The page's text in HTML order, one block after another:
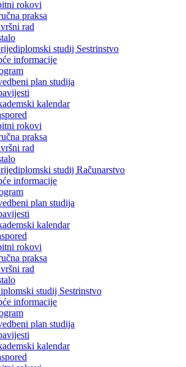
rokovi
praksa
rad
studij Sestrinstvo
informacije
plan studija
kalendar
rokovi
praksa
rad
studij Računarstvo
informacije
plan studija
kalendar
rokovi
praksa
rad
studij Sestrinstvo
informacije
plan studija
kalendar